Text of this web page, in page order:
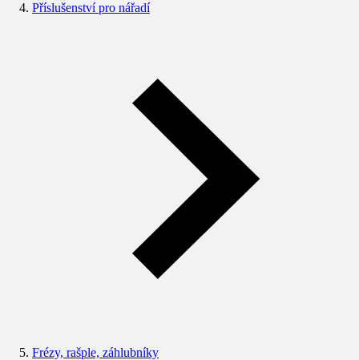
Příslušenství pro nářadí
Frézy, rašple, záhlubníky